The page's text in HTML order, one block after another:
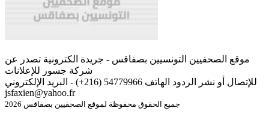
موقع الصحفيين التونسيين بصفاقس - جريدة الكترونية تصدر عن
شركة جسور للإعلانات
للإتصال أو نشر الردود الهاتف 54779966 (216+) - البريد الإلكتروني
jsfaxien@yahoo.fr
جميع الحقوق محفوظة لموقع الصحفيين بصفاقس 2026